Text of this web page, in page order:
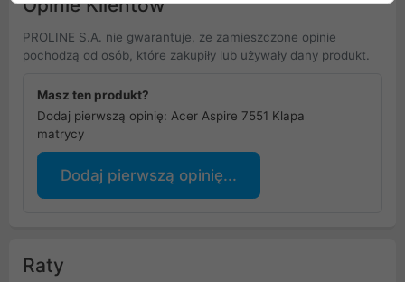
Opinie Klientów
PROLINE S.A. nie gwarantuje, że zamieszczone opinie
pochodzą od osób, które zakupiły lub używały dany produkt.
Masz ten produkt?
Dodaj pierwszą opinię: Acer Aspire 7551 Klapa
matrycy
Dodaj pierwszą opinię...
Raty